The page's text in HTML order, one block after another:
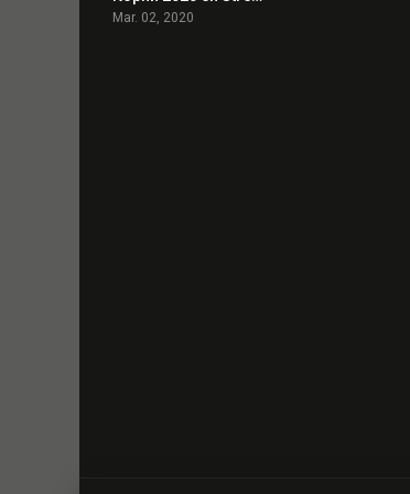
Mar. 02, 2020